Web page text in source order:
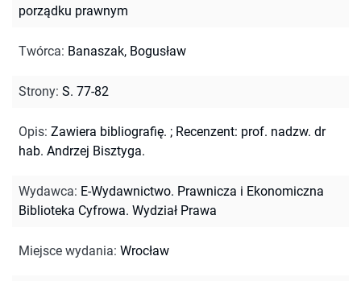
porządku prawnym
Twórca: Banaszak, Bogusław
Strony: S. 77-82
Opis: Zawiera bibliografię. ; Recenzent: prof. nadzw. dr
hab. Andrzej Bisztyga.
Wydawca: E-Wydawnictwo. Prawnicza i Ekonomiczna
Biblioteka Cyfrowa. Wydział Prawa
Miejsce wydania: Wrocław